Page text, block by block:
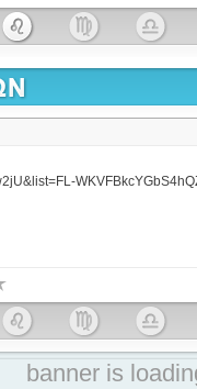
banner is